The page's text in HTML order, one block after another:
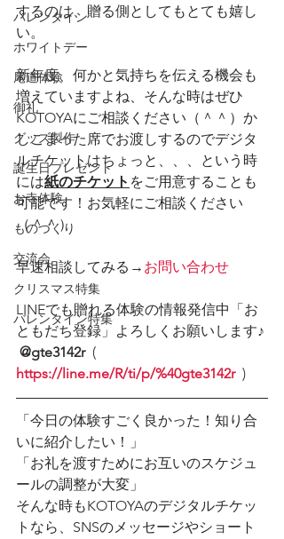
バレンタイン
ホワイトデー
尾道体験
御礼
グッズ製作
誕生日プレゼント
お寺体験
ものづくり
交流会
クリスマス特集
バレンタイン特集
するのは、贈る側としてもとても嬉し
い。
新年度、何かと気持ちを伝える機会も
増えていますよね、そんな時はぜひ
KOTOYAにご相談ください（＾＾）か
しこまった席でお渡しするのでデジタ
ルチケットはちょっと、、、という時
には紙のチケット をご用意することも
可能です！お気軽にご相談ください
（＾＾）
早速相談してみる→ お問い合わせ
LINEでも贈れる体験の情報発信中「お
ともだち登録」よろしくお願いします♪
@gte3142r
  (
https://line.me/R/ti/p/%40gte3142r
  )
「今日の体験すごく良かった！知り合
いに紹介したい！」
「お礼を渡すためにお互いのスケジュ
ールの調整が大変」
そんな時もKOTOYAのデジタルチケッ
トなら、SNSのメッセージやショート